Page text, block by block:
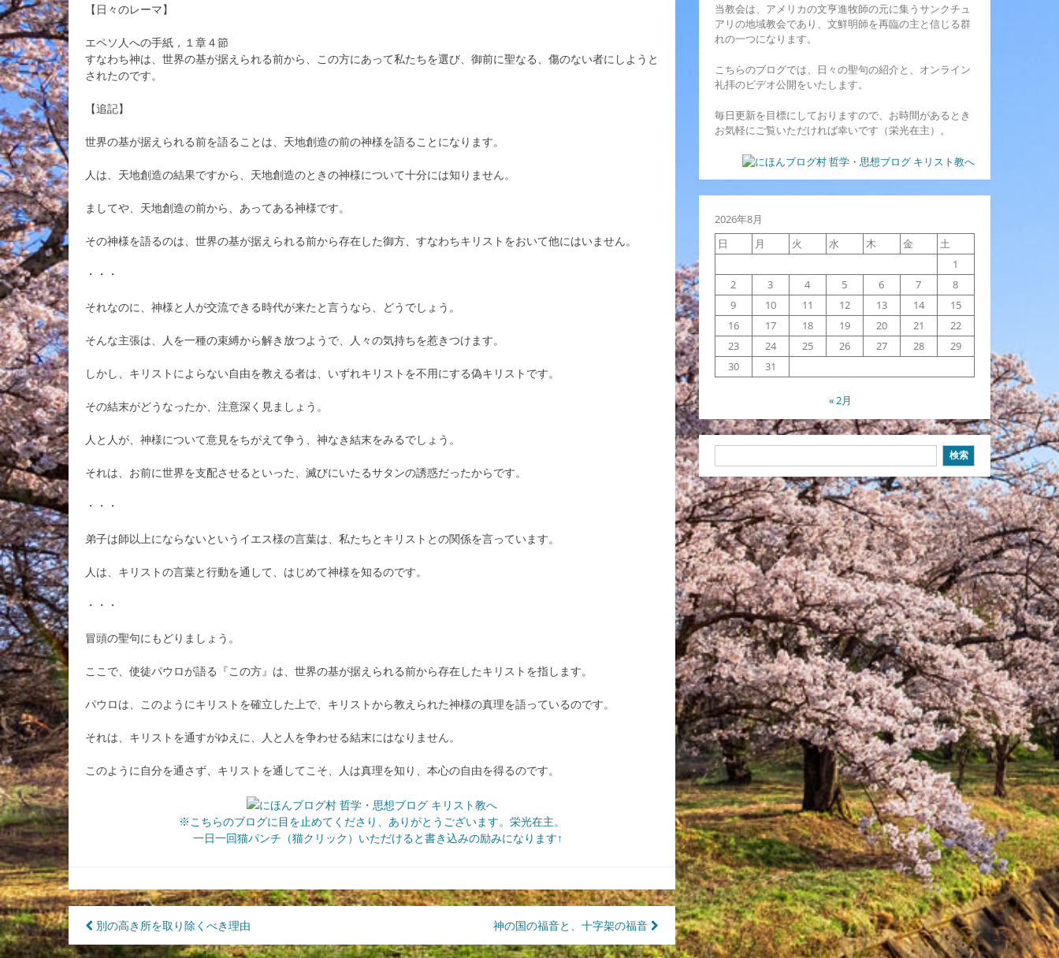
【日々のレーマ】
エペソ人への手紙，１章４節
すなわち神は、世界の基が据えられる前から、この方にあって私たちを選び、御前に聖なる、傷のない者にしようと
されたのです。
【追記】
世界の基が据えられる前を語ることは、天地創造の前の神様を語ることになります。
人は、天地創造の結果ですから、天地創造のときの神様について十分には知りません。
ましてや、天地創造の前から、あってある神様です。
その神様を語るのは、世界の基が据えられる前から存在した御方、すなわちキリストをおいて他にはいません。
・・・
それなのに、神様と人が交流できる時代が来たと言うなら、どうでしょう。
そんな主張は、人を一種の束縛から解き放つようで、人々の気持ちを惹きつけます。
しかし、キリストによらない自由を教える者は、いずれキリストを不用にする偽キリストです。
その結末がどうなったか、注意深く見ましょう。
人と人が、神様について意見をちがえて争う、神なき結末をみるでしょう。
それは、お前に世界を支配させるといった、滅びにいたるサタンの誘惑だったからです。
・・・
弟子は師以上にならないというイエス様の言葉は、私たちとキリストとの関係を言っています。
人は、キリストの言葉と行動を通して、はじめて神様を知るのです。
・・・
冒頭の聖句にもどりましょう。
ここで、使徒パウロが語る『この方』は、世界の基が据えられる前から存在したキリストを指します。
パウロは、このようにキリストを確立した上で、キリストから教えられた神様の真理を語っているのです。
それは、キリストを通すがゆえに、人と人を争わせる結末にはなりません。
このように自分を通さず、キリストを通してこそ、人は真理を知り、本心の自由を得るのです。
※こちらのブログに目を止めてくださり、ありがとうございます。栄光在主。
一日一回猫パンチ（猫クリック）いただけると書き込みの励みになります↑
投別の高き所を取り除くべき理由 神の国の福音と、十字架の福音
当教会は、アメリカの文亨進牧師の元に集うサンクチュ
アリの地域教会であり、文鮮明師を再臨の主と信じる群
れの一つになります。
こちらのブログでは、日々の聖句の紹介と、オンライン
礼拝のビデオ公開をいたします。
毎日更新を目標にしておりますので、お時間があるとき
お気軽にご覧いただければ幸いです（栄光在主）。
2026年8月
日
月 火 水 木 金
土
1
2
3 4 5 6 7
8
9
10 11 12 13 14
15
16
17 18 19 20 21
22
23
24 25 26 27 28
29
30
31
« 2月
索
検索